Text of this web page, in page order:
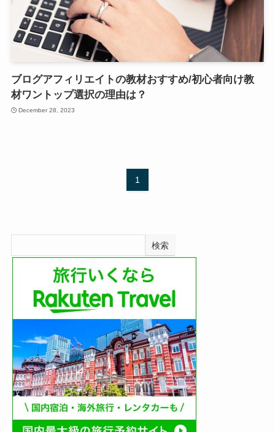
ブログアフィリエイトの教材おすすめ/初心者向け教
材ワントップ選択の理由は？
December 28, 2023
1
検索